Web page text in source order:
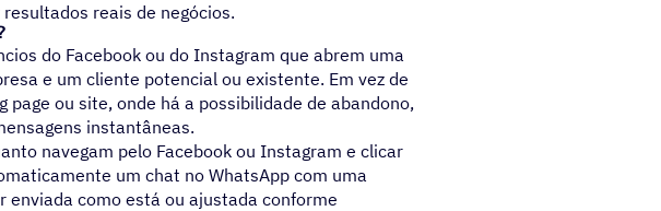
reais de negócios.
do Facebook ou do Instagram que abrem uma
e um cliente potencial ou existente. Em vez de
ou site, onde há a possibilidade de abandono,
instantâneas.
navegam pelo Facebook ou Instagram e clicar
um chat no WhatsApp com uma
enviada como está ou ajustada conforme